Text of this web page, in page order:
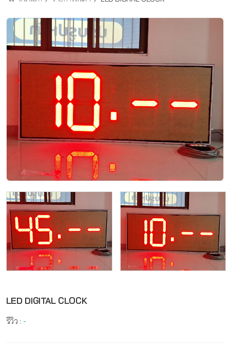
LED DIGITAL CLOCK
รีวิว : -